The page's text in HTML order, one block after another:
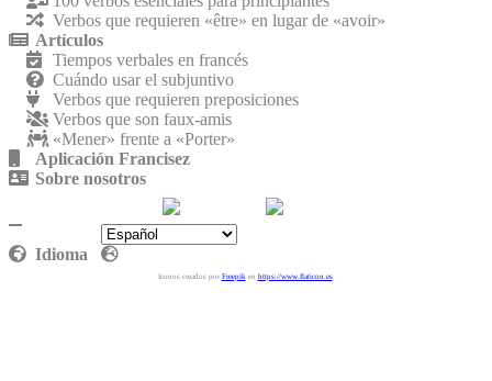
Verbos que requieren «être» en lugar de «avoir»
Artículos
Tiempos verbales en francés
Cuándo usar el subjuntivo
Verbos que requieren preposiciones
Verbos que son faux-amis
«Mener» frente a «Porter»
Aplicación Francisez
Sobre nosotros
Política de privacidad
Idioma
Iconos creados por Freepiken https://www.flaticon.es.